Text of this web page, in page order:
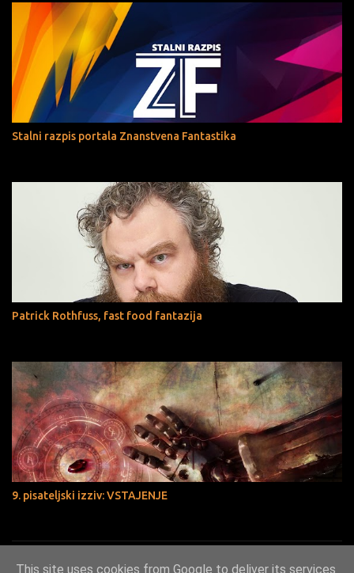
Stalni razpis portala Znanstvena Fantastika
Patrick Rothfuss, fast food fantazija
9. pisateljski izziv: VSTAJENJE
Sledite znanstveni Fantastiki
This site uses cookies from Google to deliver its services